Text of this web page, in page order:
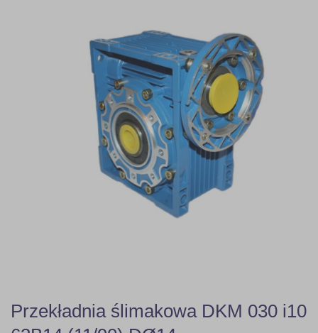
Przekładnia ślimakowa DKM 030 i10